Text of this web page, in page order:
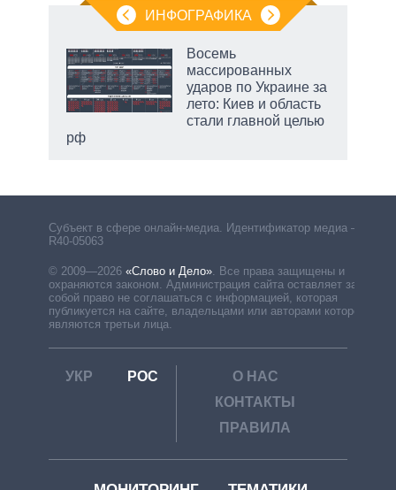
ИНФОГРАФИКА
Восемь
массированных
ударов по Украине за
лето: Киев и область
стали главной целью
рф
Субъект в сфере онлайн-медиа. Идентификатор медиа –
R40-05063
© 2009—2026 «Слово и Дело»
Все права защищены и
охраняются законом. Администрация сайта оставляет за
собой право не соглашаться с информацией, которая
публикуется на сайте, владельцами или авторами которой
являются третьи лица.
УКР РОС
О НАС
КОНТАКТЫ
ПРАВИЛА